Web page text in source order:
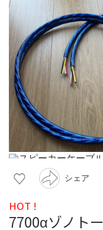
シェア
HOT !
7700αゾノト